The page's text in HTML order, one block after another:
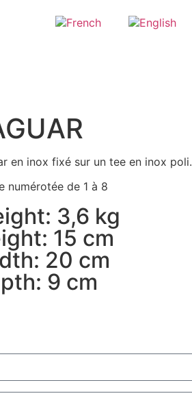
en inox fixé sur un tee en inox poli.
numérotée de 1 à 8
3,6 kg
15 cm
20 cm
9 cm